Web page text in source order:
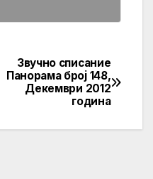
Звучно списание
Панорама број 148,
Декември 2012
година